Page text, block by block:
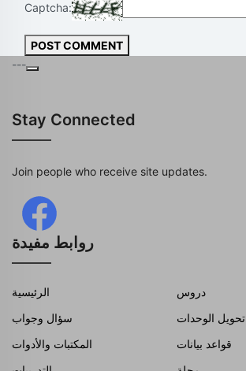
Captcha:
POST COMMENT
---
Stay Connected
Join people who receive site updates.
روابط مفيدة
الرئيسية
دروس
سؤال وجواب
تحويل الوحدات
المكتبات والأدوات
قواعد بيانات